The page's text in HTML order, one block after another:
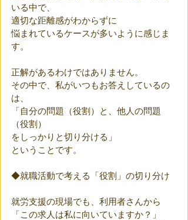
いる中で、
適切な距離感がわからずに
悩まれているケースが多いように感じま
す。
正解があるわけではありません。
その中で、私がいつもお答えしているの
は、
「自分の問題（役割）と、他人の問題
（役割）
をしっかりと切り分ける」
ということです。
◆就職活動で考える「役割」の切り分け
就労支援の現場でも、利用者さんから
「この求人は私に向いていますか？」